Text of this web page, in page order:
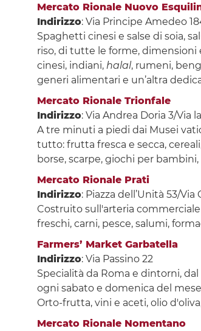
Mercato Rionale Nuovo
Indirizzo: Via Principe Amedeo
Spaghetti cinesi e salse di soia,
riso, di tutte le forme,
cinesi, indiani, halal, rumeni,
generi alimentari e un’altra
Mercato Rionale Trionfale
Indirizzo: Via Andrea Doria 3/Via
A tre minuti a piedi dai Musei
tutto: frutta fresca e secca,
borse, scarpe, giochi per
Mercato Rionale Prati
Indirizzo: Piazza dell’Unità 53/Via
Costruito sull'arteria
freschi, carni, pesce, salumi,
Farmers’ Market Garbatella
Indirizzo: Via Passino 22
Specialità da Roma e dintorni,
ogni sabato e domenica del
Orto-frutta, vini e aceti, olio
Mercato Rionale Nomentano